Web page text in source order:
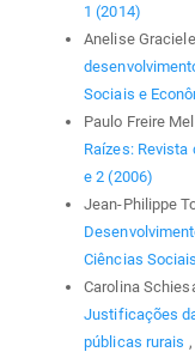
1 (2014)
Anelise
Sociais e
Paulo Freire
Raízes: Revista
e 2 (2006)
Jean-Philippe
Ciências
Carolina
Justificações
públicas rurais ,